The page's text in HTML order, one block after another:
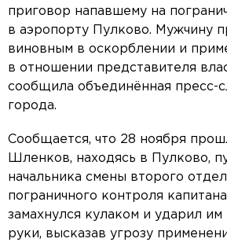
приговор напавшему на
в аэропорту Пулково. Мужчину
виновным в оскорблении и
в отношении представителя
сообщила объединённая пресс-
города.
Сообщается, что 28 ноября
Шленков, находясь в Пулково,
начальника смены второго
пограничного контроля
замахнулся кулаком и ударил
руки, высказав угрозу